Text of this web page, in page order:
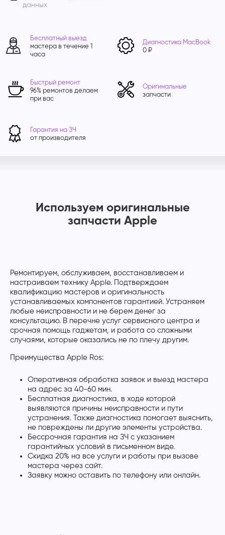
данных
Бесплатный выезд
мастера в течение 1
часа
Диагностика MacBook
0 ₽
Быстрый ремонт
96% ремонтов делаем
при вас
Оригинальные
запчасти
Гарантия на ЗЧ
от производителя
Используем оригинальные
запчасти Apple
Ремонтируем, обслуживаем, восстанавливаем и
настраиваем технику Apple. Подтверждаем
квалификацию мастеров и оригинальность
устанавливаемых компонентов гарантией. Устраняем
любые неисправности и не берем денег за
консультацию. В перечне услуг сервисного центра и
срочная помощь гаджетам, и работа со сложными
случаями, которые оказались не по плечу другим.
Преимущества Apple Ros:
Оперативная обработка заявок и выезд мастера
на адрес за 40-60 мин.
Бесплатная диагностика, в ходе которой
выявляются причины неисправности и пути
устранения. Также диагностика помогает выяснить,
не повреждены ли другие элементы устройства.
Бессрочная гарантия на ЗЧ с указанием
гарантийных условий в письменном виде.
Скидка 20% на все услуги и работы при вызове
мастера через сайт.
Заявку можно оставить по телефону или онлайн.